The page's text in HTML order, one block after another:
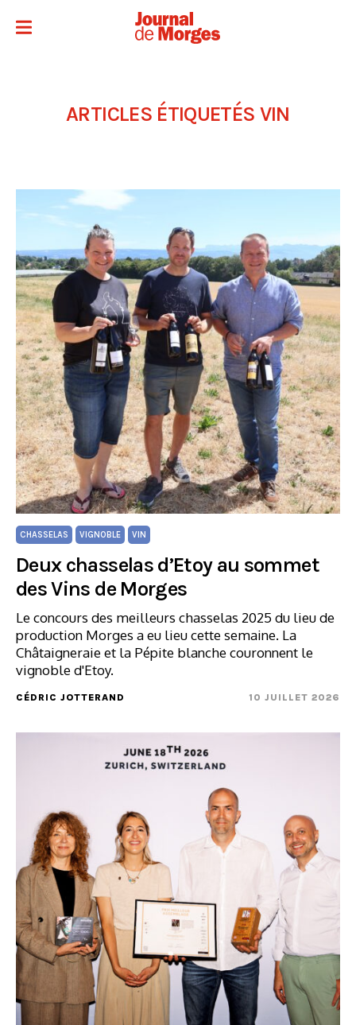
ARTICLES ÉTIQUETÉS VIN
CHASSELAS VIGNOBLE VIN
Deux chasselas d’Etoy au sommet
des Vins de Morges
Le concours des meilleurs chasselas 2025 du lieu de
production Morges a eu lieu cette semaine. La
Châtaigneraie et la Pépite blanche couronnent le
vignoble d'Etoy.
CÉDRIC JOTTERAND 10 JUILLET 2026